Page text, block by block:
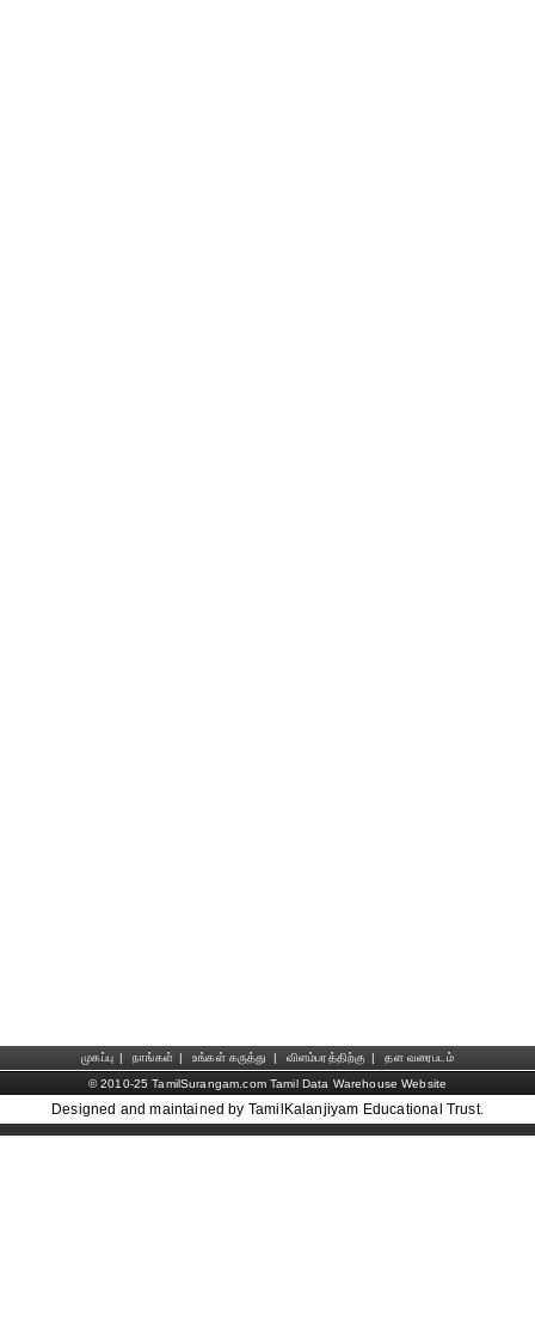
முகப்பு | நாங்கள் | உங்கள் கருத்து | விளம்பரத்திற்கு |
தள வரைபடம்
© 2010-25 TamilSurangam.com Tamil Data Warehouse Website
Designed and maintained by TamilKalanjiyam Educational Trust.